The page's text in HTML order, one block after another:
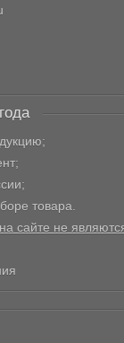
товара.
сайте не